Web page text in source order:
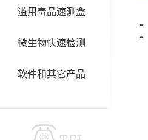
滥用毒品速测盒
微生物快速检测
软件和其它产品